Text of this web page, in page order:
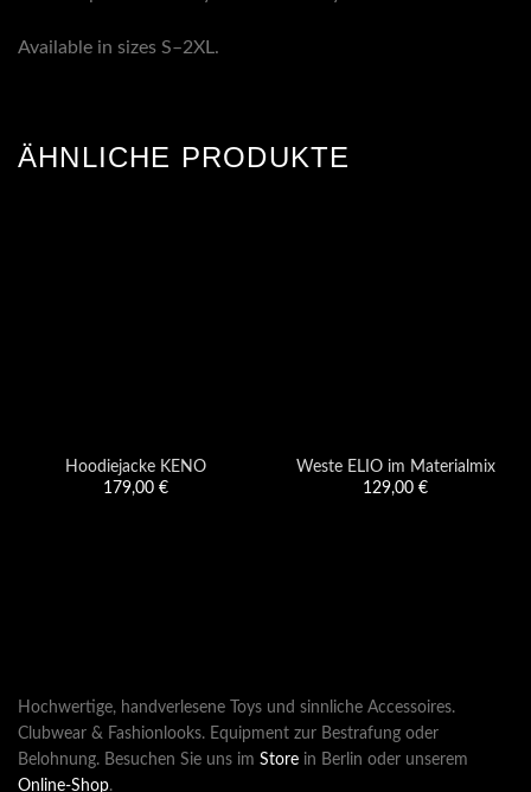
Available in sizes S–2XL.
ÄHNLICHE PRODUKTE
Hoodiejacke KENO
179,00 €
Weste ELIO im Materialmix
129,00 €
Hochwertige, handverlesene Toys und sinnliche Accessoires.
Clubwear & Fashionlooks. Equipment zur Bestrafung oder
Belohnung. Besuchen Sie uns im Store in Berlin oder unserem
Online-Shop.